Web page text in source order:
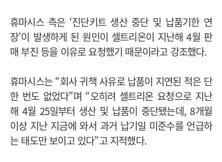
휴마시스 측은 ‘진단키트 생산 중단 및 납품기한 연
장’이 발생하게 된 원인이 셀트리온이 지난해 4월 판
매 부진 등을 이유로 요청했기 때문이라고 강조했다.
휴마시스는 “회사 귀책 사유로 납품이 지연된 적은 단
한 번도 없었다”며 “오히려 셀트리온 요청으로 지난
해 4월 25일부터 생산 및 납품이 중단됐는데, 8개월
이상 지난 지금에 와서 과거 납기일 미준수를 언급하
는 태도만 보이고 있다”고 지적했다.